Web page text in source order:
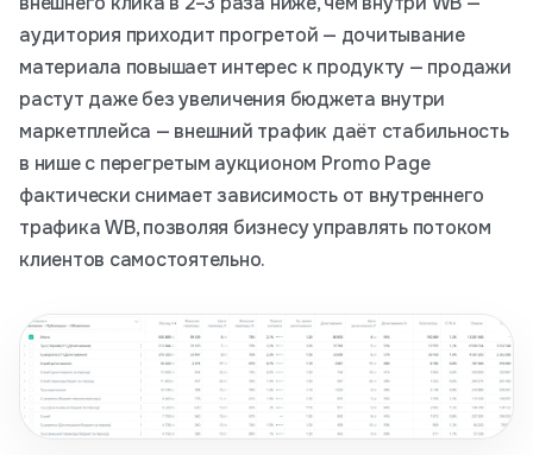
аудитория приходит прогретой — дочитывание
материала повышает интерес к продукту — продажи
растут даже без увеличения бюджета внутри
маркетплейса — внешний трафик даёт стабильность
в нише с перегретым аукционом Promo Page
фактически снимает зависимость от внутреннего
трафика WB, позволяя бизнесу управлять потоком
клиентов самостоятельно.